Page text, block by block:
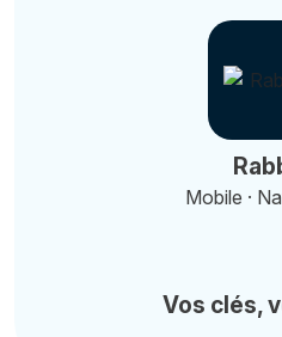
Mobile ·
Vos clés,